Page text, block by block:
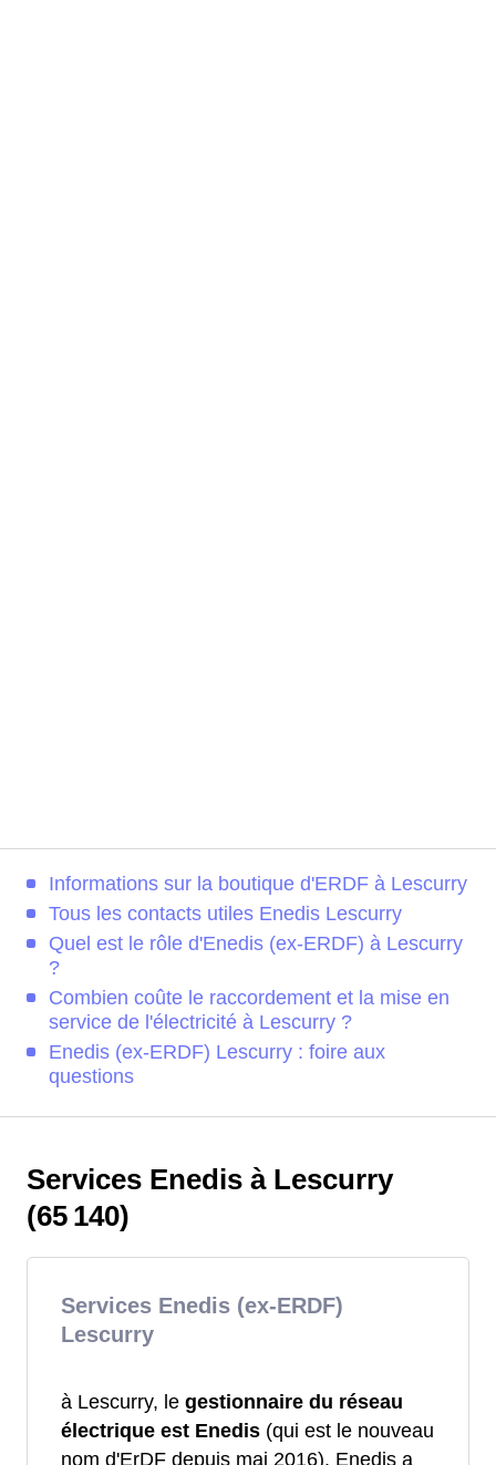
Informations sur la boutique d'ERDF à Lescurry
Tous les contacts utiles Enedis Lescurry
Quel est le rôle d'Enedis (ex-ERDF) à Lescurry
?
Combien coûte le raccordement et la mise en
service de l'électricité à Lescurry ?
Enedis (ex-ERDF) Lescurry : foire aux
questions
Services Enedis à Lescurry
(65 140)
Services Enedis (ex-ERDF)
Lescurry
à Lescurry, le gestionnaire du réseau
électrique est Enedis (qui est le nouveau
nom d'ErDF depuis mai 2016). Enedis a